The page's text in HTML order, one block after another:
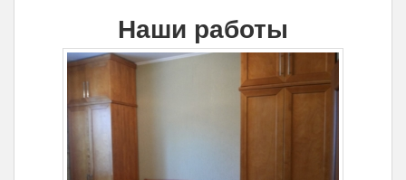
Наши работы